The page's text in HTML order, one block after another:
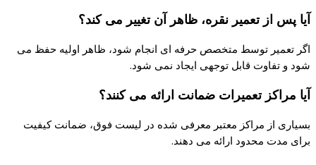
آیا پس از تعمیر نقره، ظاهر آن تغییر می‌ کند؟
اگر تعمیر توسط متخصص حرفه‌ ای انجام شود، ظاهر اولیه حفظ می‌
شود و تفاوت قابل توجهی ایجاد نمی‌ شود.
آیا مراکز تعمیرات ضمانت ارائه می‌ کنند؟
بسیاری از مراکز معتبر معرفی شده در لیست فوق، ضمانت کیفیت
برای مدت محدود ارائه می‌ دهند.